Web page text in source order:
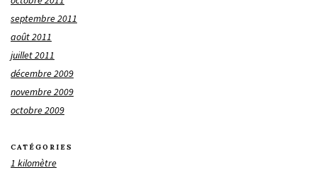
septembre 2011
août 2011
juillet 2011
décembre 2009
novembre 2009
octobre 2009
CATÉGORIES
1 kilomètre